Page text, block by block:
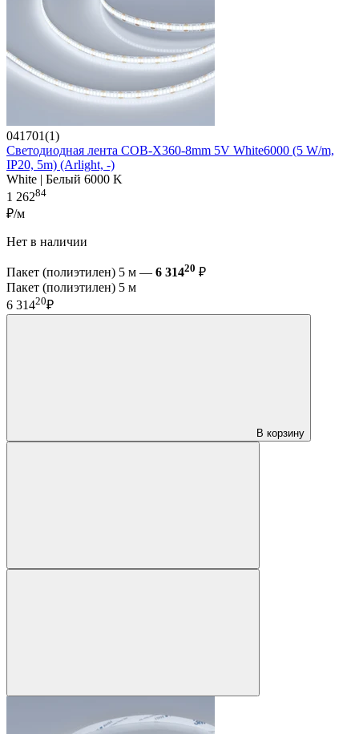
041701(1)
Светодиодная лента COB-X360-8mm 5V White6000 (5 W/m,
IP20, 5m) (Arlight, -)
White | Белый 6000 K
1 26284
₽/м
Нет в наличии
Пакет (полиэтилен) 5 м — 6 31420 ₽
Пакет (полиэтилен) 5 м
6 31420₽
В корзину